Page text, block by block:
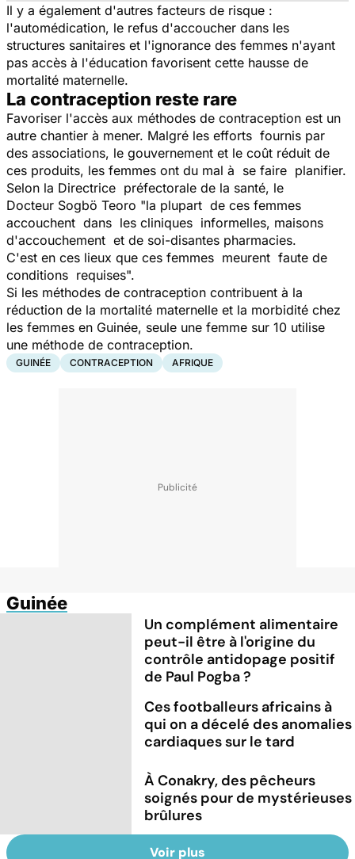
Il y a également d'autres facteurs de risque :
l'automédication, le refus d'accoucher dans les
structures sanitaires et l'ignorance des femmes n'ayant
pas accès à l'éducation favorisent cette hausse de
mortalité maternelle.
La contraception reste rare
Favoriser l'accès aux méthodes de contraception est un
autre chantier à mener. Malgré les efforts fournis par
des associations, le gouvernement et le coût réduit de
ces produits, les femmes ont du mal à se faire planifier.
Selon la Directrice préfectorale de la santé, le
Docteur Sogbö Teoro "la plupart de ces femmes
accouchent dans les cliniques informelles, maisons
d'accouchement et de soi-disantes pharmacies.
C'est en ces lieux que ces femmes meurent faute de
conditions requises".
Si les méthodes de contraception contribuent à la
réduction de la mortalité maternelle et la morbidité chez
les femmes en Guinée, seule une femme sur 10 utilise
une méthode de contraception.
GUINÉE CONTRACEPTION AFRIQUE
Guinée
Un complément alimentaire
peut-il être à l'origine du
contrôle antidopage positif
de Paul Pogba ?
Ces footballeurs africains à
qui on a décelé des anomalies
cardiaques sur le tard
À Conakry, des pêcheurs
soignés pour de mystérieuses
brûlures
Voir plus